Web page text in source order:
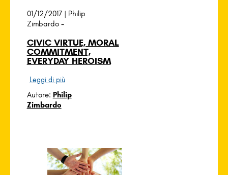
01/12/2017 | Philip
Zimbardo-
CIVIC VIRTUE, MORAL
COMMITMENT,
EVERYDAY HEROISM
Leggi di più
Autore: Philip
Zimbardo